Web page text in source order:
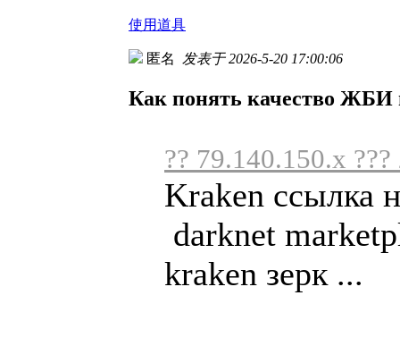
使用道具
匿名 发表于 2026-5-20 17:00:06
Как понять качество ЖБИ
?? 79.140.150.x
Kraken ссылка
darknet
kraken зерк ...